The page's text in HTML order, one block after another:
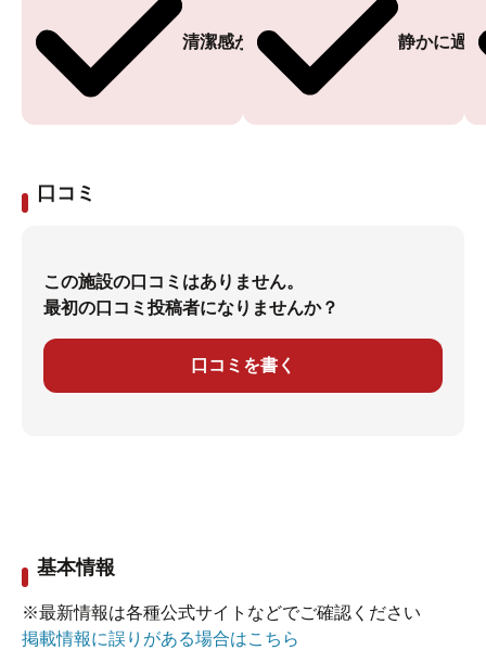
清潔感がある 静かに過
口コミ
この施設の口コミはありません。
最初の口コミ投稿者になりませんか？
口コミを書く
基本情報
※最新情報は各種公式サイトなどでご確認ください
掲載情報に誤りがある場合はこちら